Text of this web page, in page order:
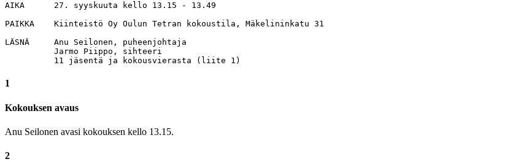
AIKA      27. syyskuuta kello 13.15 - 13.49
PAIKKA    Kiinteistö Oy Oulun Tetran kokoustila, Mäkelininkatu 31
LÄSNÄ     Anu Seilonen, puheenjohtaja
          Jarmo Piippo, sihteeri
          11 jäsentä ja kokousvierasta (liite 1)
1
Kokouksen avaus
Anu Seilonen avasi kokouksen kello 13.15.
2